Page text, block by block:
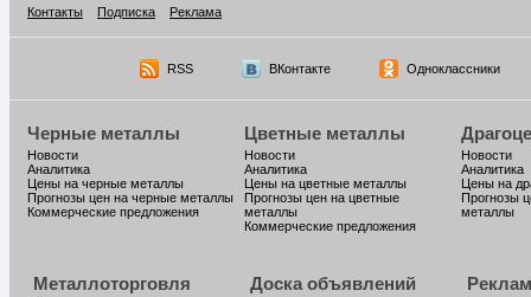
Контакты
Подписка Реклама
RSS ВКонтакте Одноклассники
Черные металлы
Новости
Аналитика
Цены на черные металлы
Прогнозы цен на черные металлы
Коммерческие предложения
Цветные металлы
Новости
Аналитика
Цены на цветные металлы
Прогнозы цен на цветные
металлы
Коммерческие предложения
Новости
Аналитика
Цены на
Прогнозы
металлы
Металлоторговля Доска объявлений